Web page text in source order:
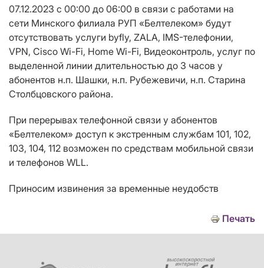
07.12.2023 с 00:00 до 06:00 в связи с работами на
сети Минского филиала РУП «Белтелеком» будут
отсутствовать услуги byfly, ZALA, IMS-телефонии,
VPN, Cisco Wi-Fi, Home Wi-Fi, Видеоконтроль, услуг по
выделенной линии длительностью до 3 часов у
абонентов н.п. Шашки, н.п. Рубежевичи, н.п. Старина
Столбцовского района.
При перерывах телефонной связи у абонентов
«Белтелеком» доступ к экстренным службам 101, 102,
103, 104, 112 возможен по средствам мобильной связи
и телефонов WLL.
Приносим извинения за временные неудобств
Печать